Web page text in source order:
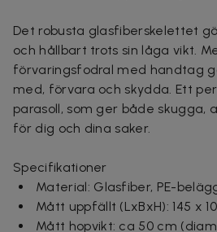
Det robusta glasfiberskelettet
och hållbart trots sin låga vikt.
förvaringsfodral med handtag
med, förvara och skydda. Ett
parasoll, som ger både skugga,
för dig och dina saker.
Specifikationer
Material: Glasfiber, PE-
Mått uppfällt (LxBxH): 145 x
Mått hopvikt: ca 50 cm